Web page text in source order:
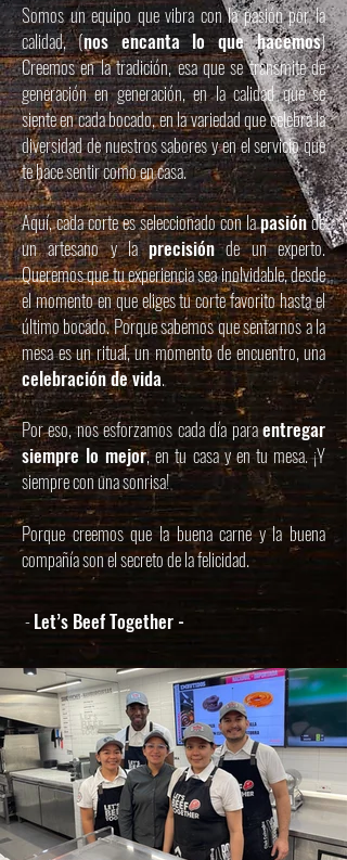
Somos un equipo que vibra con la pasión por la
calidad, (nos encanta lo que hacemos)
Creemos en la tradición, esa que se transmite de
generación en generación, en la calidad que se
siente en cada bocado, en la variedad que celebra la
diversidad de nuestros sabores y en el servicio que
te hace sentir como en casa.
Aquí, cada corte es seleccionado con lapasiónde
un artesano y laprecisiónde un experto.
Queremos que tu experiencia sea inolvidable, desde
el momento en que eliges tu corte favorito hasta el
último bocado. Porque sabemos que sentarnos a la
mesa es un ritual, un momento de encuentro, una
celebración de vida.
Por eso, nos esforzamos cada día paraentregar
siempre lo mejor, en tu casa y en tu mesa. ¡Y
siempre con una sonrisa!
Porque creemos que la buena carne y la buena
compañía son el secreto de la felicidad.
-Let’s Beef Together -